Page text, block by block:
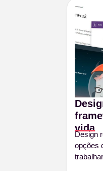
vida
Design
opções